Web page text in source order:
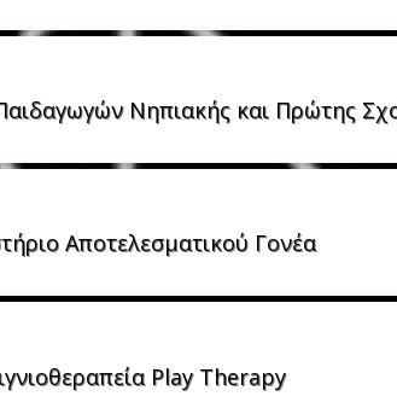
Νηπιακής και Πρώτης
Αποτελεσματικού Γονέα
Play Therapy